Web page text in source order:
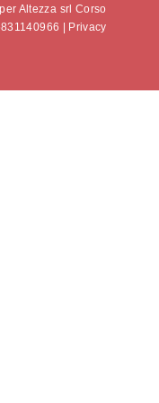
Altezza srl Corso
|
Privacy